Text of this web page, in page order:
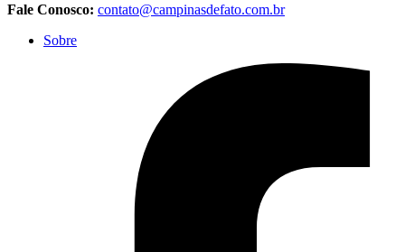
Fale Conosco: contato@campinasdefato.com.br
Sobre